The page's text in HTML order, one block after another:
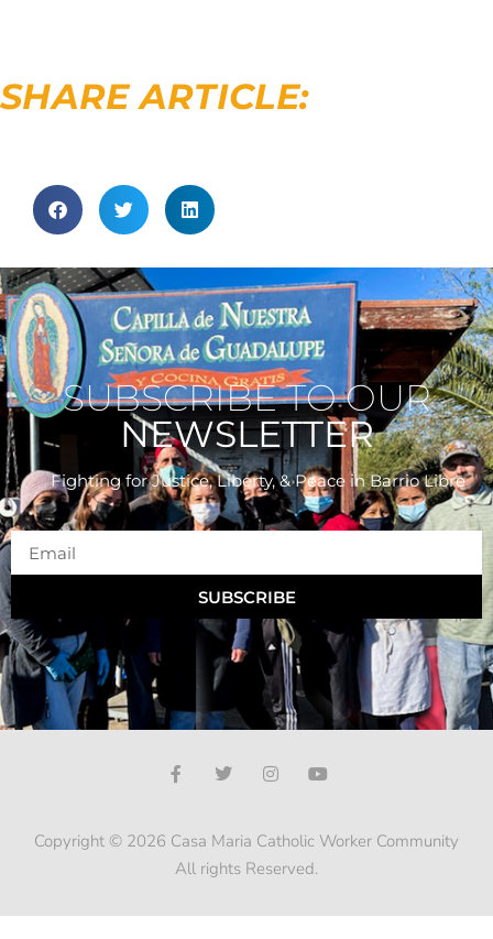
SHARE ARTICLE:
SUBSCRIBE TO OUR
NEWSLETTER
Fighting for Justice, Liberty, & Peace in Barrio Libre
SUBSCRIBE
Copyright © 2026 Casa Maria Catholic Worker Community
All rights Reserved.